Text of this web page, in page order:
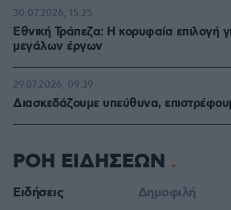
Εθνική Τράπεζα: Η κορυφαία επιλογή
μεγάλων έργων
30.07.2026, 15:25
Διασκεδάζουμε υπεύθυνα,
29.07.2026, 09:39
ΡΟΗ ΕΙΔΗΣΕΩΝ
Ειδήσεις Δημοφιλή